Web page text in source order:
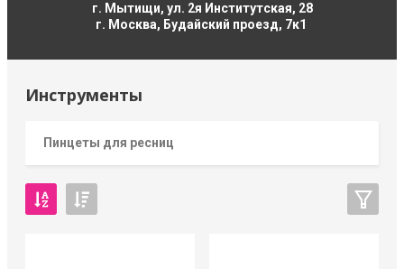
г. Мытищи, ул. 2я Институтская, 28
г. Москва, Будайский проезд, 7к1
Инструменты
Пинцеты для ресниц